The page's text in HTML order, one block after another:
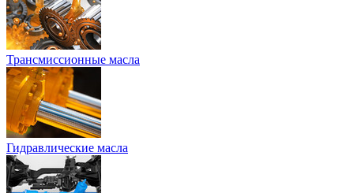
Трансмиссионные масла
Гидравлические масла